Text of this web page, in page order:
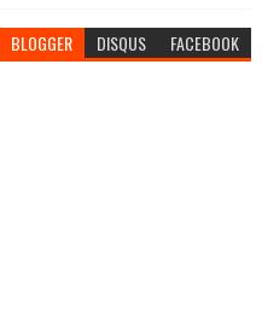
BLOGGER DISQUS FACEBOOK